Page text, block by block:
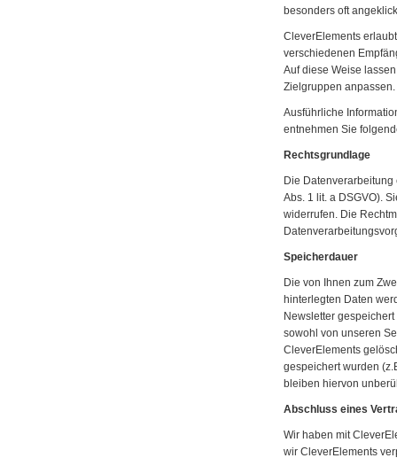
besonders oft
CleverElements
verschiedenen
Auf diese Weise
Zielgruppen anpassen.
Ausführliche
entnehmen Sie
Rechtsgrundlage
Die
Abs. 1 lit. a DSGVO).
widerrufen. Die
Speicherdauer
Die von Ihnen zum
hinterlegten Daten
Newsletter
sowohl von unseren
CleverElements
gespeichert wurden
bleiben hiervon
Abschluss eines
Wir haben mit
wir CleverElements